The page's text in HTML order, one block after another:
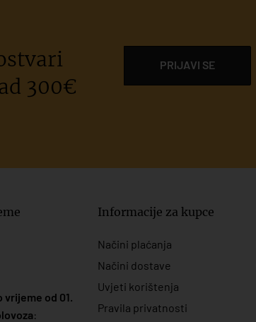
300€
PRIJAVI SE
od 01.
:
Informacije za kupce
Načini plaćanja
Načini dostave
Uvjeti korištenja
Pravila privatnosti